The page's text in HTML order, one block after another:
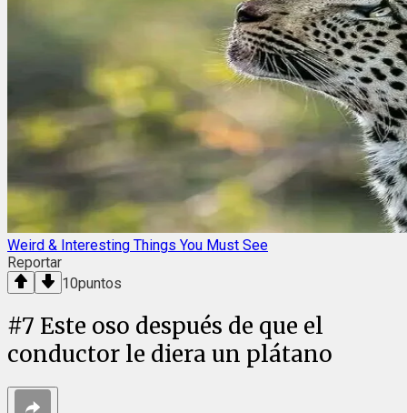
Weird & Interesting Things You Must See
Reportar
10puntos
#7 Este oso después de que el
conductor le diera un plátano